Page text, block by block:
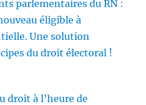
parlementaires du RN :
éligible à
Une solution
du droit électoral !
droit à l’heure de